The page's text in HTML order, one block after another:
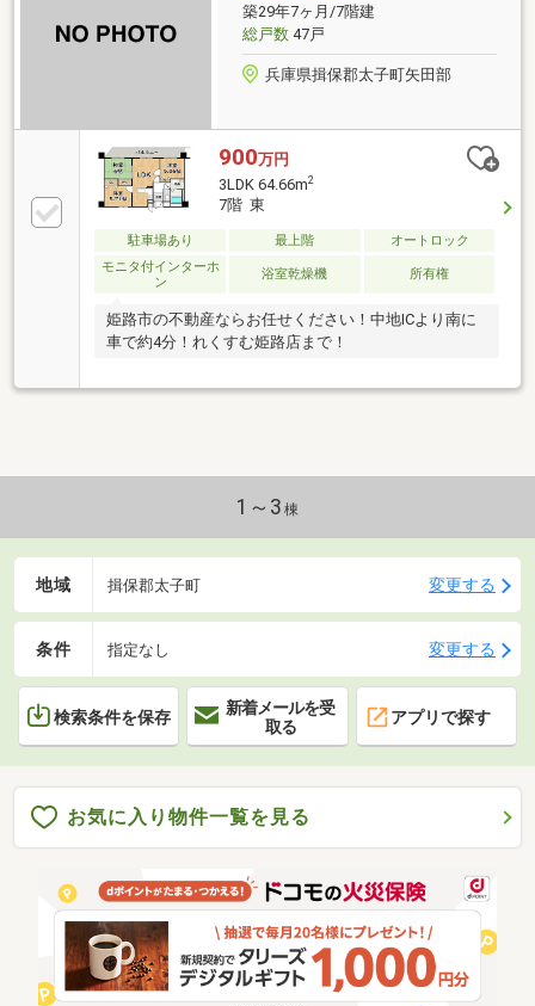
築29年7ヶ月/7階建
総戸数47戸
兵庫県揖保郡太子町矢田部
900万円
3LDK 64.66m2
7階 東
駐車場あり 最上階
オートロック
モニタ付インターホ
ン
浴室乾燥機 所有権
姫路市の不動産ならお任せください！中地ICより南に
車で約4分！れくすむ姫路店まで！
1～3 棟
地域 揖保郡太子町 変更する
条件 指定なし 変更する
検索条件を保存
新着メールを受
取る
アプリで探す
お気に入り物件一覧を見る